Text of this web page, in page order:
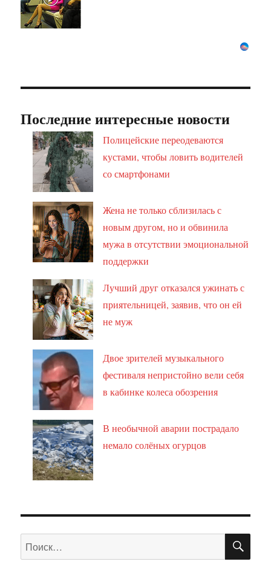
Последние интересные новости
Полицейские переодеваются
кустами, чтобы ловить водителей
со смартфонами
Жена не только сблизилась с
новым другом, но и обвинила
мужа в отсутствии эмоциональной
поддержки
Лучший друг отказался ужинать с
приятельницей, заявив, что он ей
не муж
Двое зрителей музыкального
фестиваля непристойно вели себя
в кабинке колеса обозрения
В необычной аварии пострадало
немало солёных огурцов
Искать: